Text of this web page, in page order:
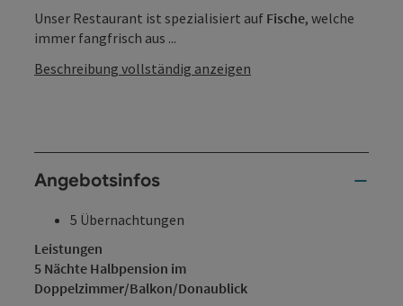
Unser Restaurant ist spezialisiert auf Fische, welche
immer fangfrisch aus ...
Beschreibung vollständig anzeigen
Angebotsinfos
5 Übernachtungen
Leistungen
5 Nächte Halbpension im
Doppelzimmer/Balkon/Donaublick